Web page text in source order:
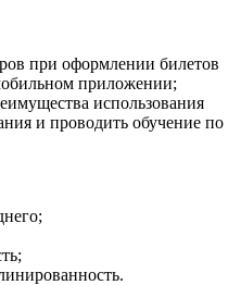
при оформлении билетов
приложении;
использования
и проводить обучение по